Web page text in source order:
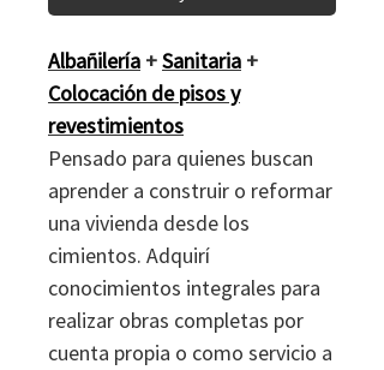
Albañilería +Sanitaria +
Colocación de pisos y
revestimientos
Pensado para quienes buscan
aprender a construir o reformar
una vivienda desde los
cimientos. Adquirí
conocimientos integrales para
realizar obras completas por
cuenta propia o como servicio a